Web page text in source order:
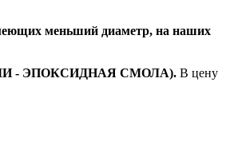
меньший диаметр, на наших
- ЭПОКСИДНАЯ СМОЛА). В цену